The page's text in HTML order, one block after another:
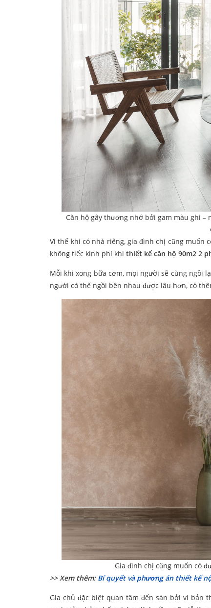
Căn hộ gây thương nhớ bởi gam màu ghi –
Vì thế khi có nhà riêng, gia đình chị cũng muốn
không tiếc kinh phí khi thiết kế căn hộ 90m2 2
Mỗi khi xong bữa cơm, mọi người sẽ cùng ngồi
người có thể ngồi bên nhau được lâu hơn, có
Gia đình chị cũng muốn có
>> Xem thêm: Bí quyết và phương án thiết kế
Gia chủ đặc biệt quan tâm đến sàn bởi vì bản